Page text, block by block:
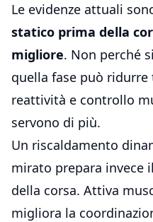
Le evidenze attuali
statico prima della
migliore. Non perché
quella fase può
reattività e controllo
servono di più.
Un riscaldamento
mirato prepara invece
della corsa. Attiva
migliora la